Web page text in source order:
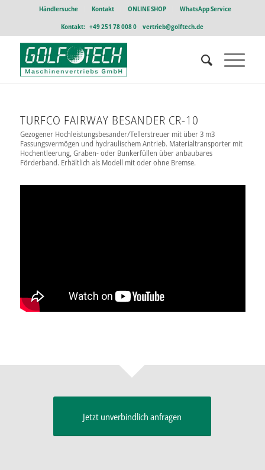
Händlersuche Kontakt ONLINE SHOP
WhatsApp Service
Kontakt: +49 251 78 008 0 vertrieb@golftech.de
TURFCO FAIRWAY BESANDER CR-10
Gezogener Hochleistungsbesander/Tellerstreuer mit über 3 m3
Fassungsvermögen und hydraulischem Antrieb. Materialtransporter mit
Hochentleerung, Graben- oder Bunkerfüllen über anbaubares
Förderband. Erhältlich als Modell mit oder ohne Bremse.
Jetzt unverbindlich anfragen